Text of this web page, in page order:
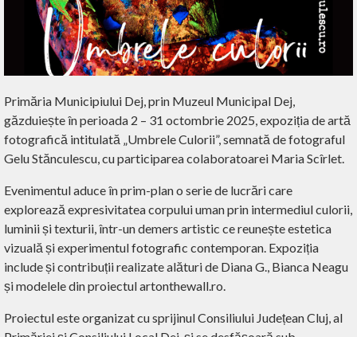
Primăria Municipiului Dej, prin Muzeul Municipal Dej,
găzduiește în perioada 2 – 31 octombrie 2025, expoziția de artă
fotografică intitulată „Umbrele Culorii”, semnată de fotograful
Gelu Stănculescu, cu participarea colaboratoarei Maria Scîrlet.
Evenimentul aduce în prim-plan o serie de lucrări care
explorează expresivitatea corpului uman prin intermediul culorii,
luminii și texturii, într-un demers artistic ce reunește estetica
vizuală și experimentul fotografic contemporan. Expoziția
include și contribuții realizate alături de Diana G., Bianca Neagu
și modelele din proiectul artonthewall.ro.
Proiectul este organizat cu sprijinul Consiliului Județean Cluj, al